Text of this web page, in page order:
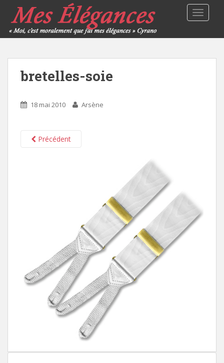
bretelles-soie
18 mai 2010 Arsène
Précédent